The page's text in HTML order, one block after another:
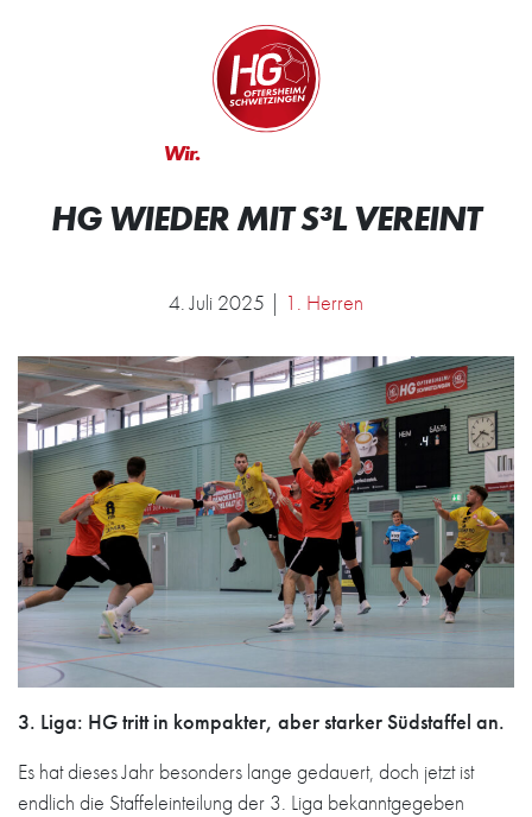
Zur Startseite
Wir.
HG WIEDER MIT S³L VEREINT
4. Juli 2025 | 1. Herren
3. Liga: HG tritt in kompakter, aber starker Südstaffel an.
Es hat dieses Jahr besonders lange gedauert, doch jetzt ist
endlich die Staffeleinteilung der 3. Liga bekanntgegeben